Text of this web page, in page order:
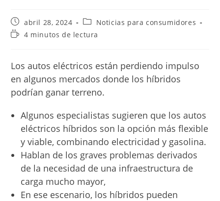
Publicación
de
la
abril 28, 2024
Categoría
de
la
Noticias para consumidores
Tiempo4 minutos de lectura
Los autos eléctricos están perdiendo impulso
en algunos mercados donde los híbridos
podrían ganar terreno.
Algunos especialistas sugieren que los autos
eléctricos híbridos son la opción más flexible
y viable, combinando electricidad y gasolina.
Hablan de los graves problemas derivados
de la necesidad de una infraestructura de
carga mucho mayor,
En ese escenario, los híbridos pueden